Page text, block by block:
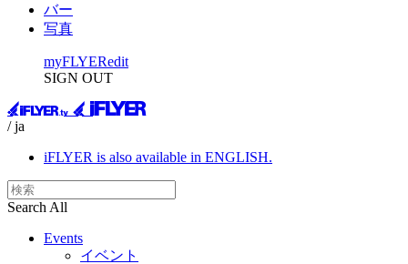
バー
写真
myFLYERedit
SIGN OUT
/ ja
iFLYER is also available in ENGLISH.
Search All
Events
イベント